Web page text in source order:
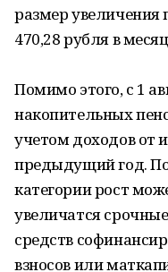
размер увеличения
470,28 рубля в
Помимо этого, с 1
накопительных
учетом доходов от
предыдущий год.
категории рост
увеличатся
средств
взносов или